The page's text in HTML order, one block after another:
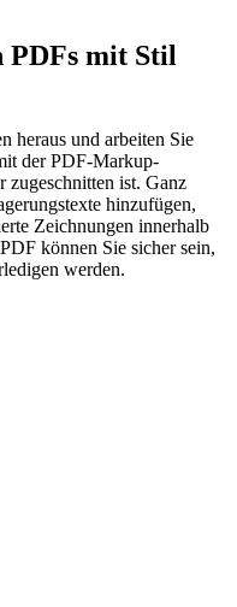
PDFs mit Stil
heraus und arbeiten Sie
der PDF-Markup-
zugeschnitten ist. Ganz
hinzufügen,
Zeichnungen innerhalb
können Sie sicher sein,
werden.